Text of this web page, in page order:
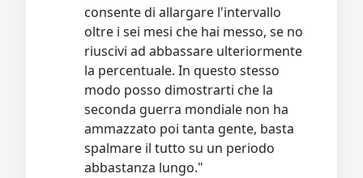
consente di allargare l'intervallo
oltre i sei mesi che hai messo, se no
riuscivi ad abbassare ulteriormente
la percentuale. In questo stesso
modo posso dimostrarti che la
seconda guerra mondiale non ha
ammazzato poi tanta gente, basta
spalmare il tutto su un periodo
abbastanza lungo."